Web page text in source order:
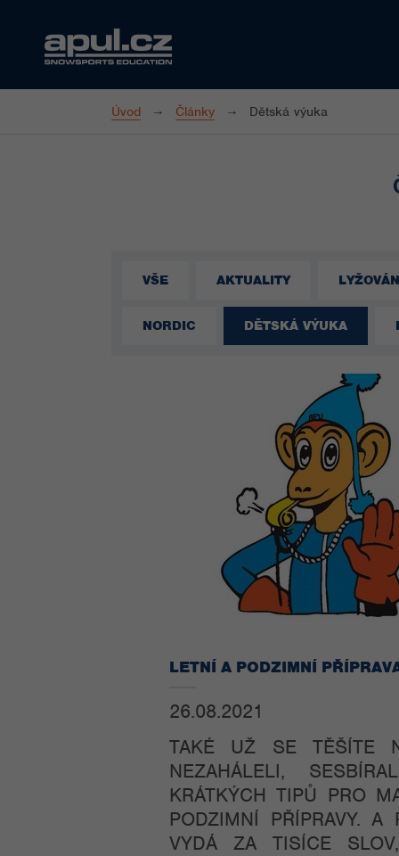
Úvod Články Dětská výuka
VŠE AKTUALITY
NORDIC DĚTSKÁ VÝUKA
LETNÍ A PODZIMNÍ
26.08.2021
TAKÉ UŽ SE TĚŠÍTE
NEZAHÁLELI,
KRÁTKÝCH TIPŮ PRO
PODZIMNÍ PŘÍPRAVY. A
VYDÁ ZA TISÍCE